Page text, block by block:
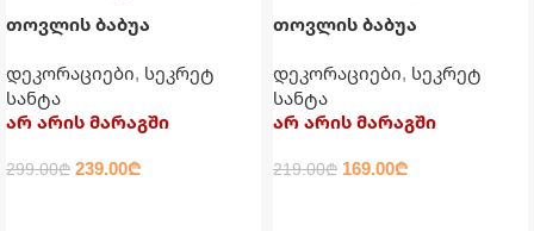
თოვლის ბაბუა
120 სმ
დეკორაციები, სეკრეტ
სანტა
არ არის მარაგში
299.00₾ 239.00₾
თოვლის ბაბუა
90 სმ
დეკორაციები, სეკრეტ
სანტა
არ არის მარაგში
219.00₾ 169.00₾